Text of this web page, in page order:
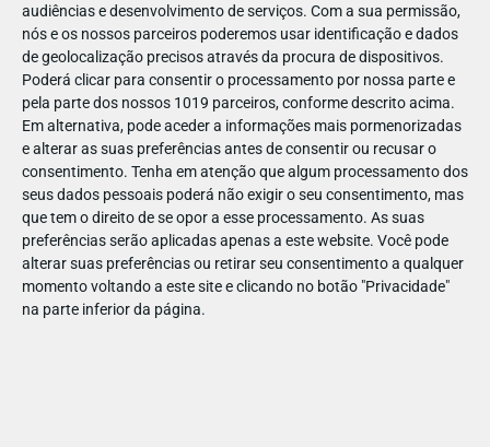
audiências e desenvolvimento de serviços. Com a sua permissão,
nós e os nossos parceiros poderemos usar identificação e dados
de geolocalização precisos através da procura de dispositivos.
Poderá clicar para consentir o processamento por nossa parte e
pela parte dos nossos 1019 parceiros, conforme descrito acima.
Em alternativa, pode aceder a informações mais pormenorizadas
e alterar as suas preferências antes de consentir ou recusar o
consentimento. Tenha em atenção que algum processamento dos
seus dados pessoais poderá não exigir o seu consentimento, mas
que tem o direito de se opor a esse processamento. As suas
preferências serão aplicadas apenas a este website. Você pode
alterar suas preferências ou retirar seu consentimento a qualquer
momento voltando a este site e clicando no botão "Privacidade"
na parte inferior da página.
23
703271423953067